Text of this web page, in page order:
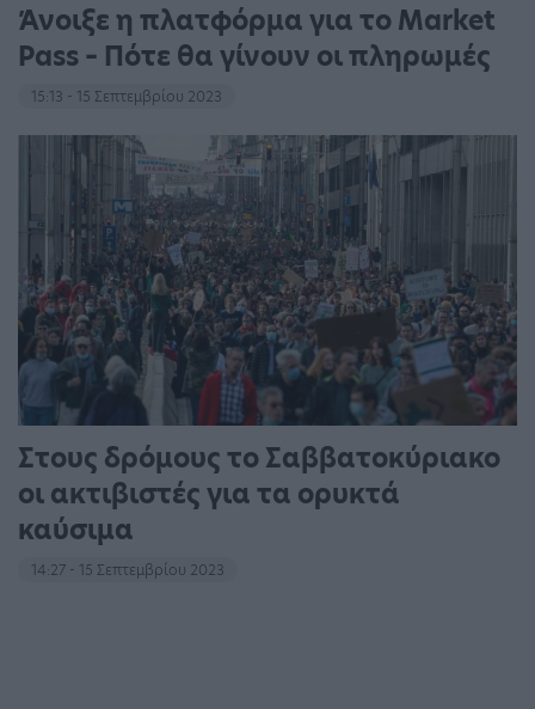
Άνοιξε η πλατφόρμα για το Market
Pass – Πότε θα γίνουν οι πληρωμές
15:13 - 15 Σεπτεμβρίου 2023
Στους δρόμους το Σαββατοκύριακο
οι ακτιβιστές για τα ορυκτά
καύσιμα
14:27 - 15 Σεπτεμβρίου 2023